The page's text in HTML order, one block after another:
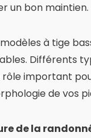
un bon maintien.
à tige
Différents
important
de vos
de la